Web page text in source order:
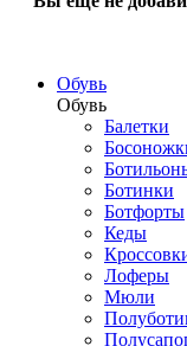
Обувь
Обувь
Балетки
Ботинки
Ботфорты
Кеды
Лоферы
Мюли